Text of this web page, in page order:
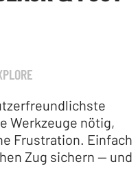
Werkzeuge nötig,
Frustration. Einfach
Zug sichern — und